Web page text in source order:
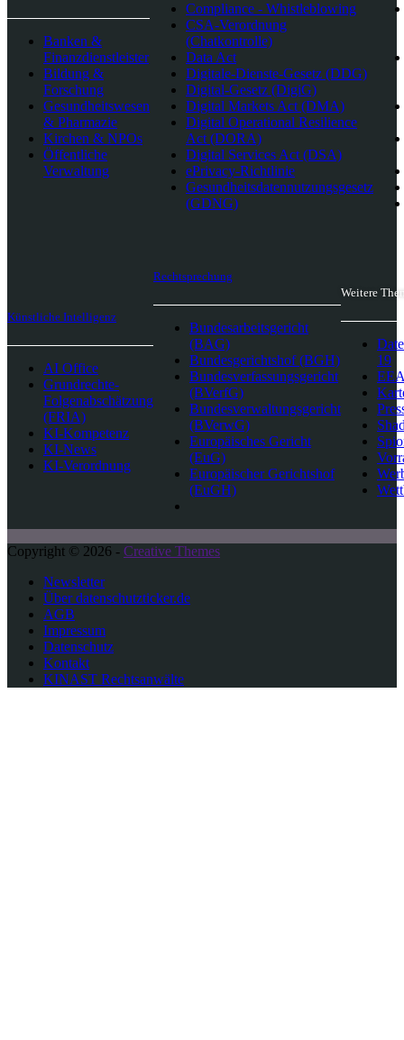
Banken &
Finanzdienstleister
Bildung &
Forschung
Gesundheitswesen
& Pharmazie
Kirchen & NPOs
Öffentliche
Verwaltung
Compliance - Whistleblowing
CSA-Verordnung
(Chatkontrolle)
Data Act
Digitale-Dienste-Gesetz (DDG)
Digital-Gesetz (DigiG)
Digital Markets Act (DMA)
Digital Operational Resilience
Act (DORA)
Digital Services Act (DSA)
ePrivacy-Richtlinie
Gesundheitsdatennutzungsgesetz
(GDNG)
Künstliche Intelligenz
AI Office
Grundrechte-
Folgenabschätzung
(FRIA)
KI-Kompetenz
KI-News
KI-Verordnung
Rechtsprechung
Bundesarbeitsgericht
(BAG)
Bundesgerichtshof (BGH)
Bundesverfassungsgericht
(BVerfG)
Bundesverwaltungsgericht
(BVerwG)
Europäisches Gericht
(EuG)
Europäischer Gerichtshof
(EuGH)
Weitere
19
Copyright © 2026 - Creative Themes
Newsletter
Über datenschutzticker.de
AGB
Impressum
Datenschutz
Kontakt
KINAST Rechtsanwälte